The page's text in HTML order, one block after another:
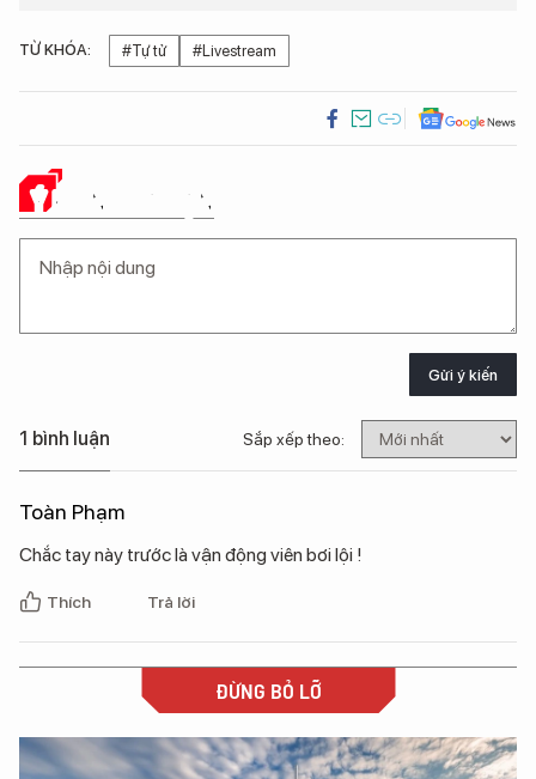
TỪ KHÓA: #Tự tử #Livestream
Ý KIẾN CỦA BẠN
Gửi ý kiến
1 bình luận Sắp xếp theo:
Toàn Phạm
Chắc tay này trước là vận động viên bơi lội !
Thích Trả lời
ĐỪNG BỎ LỠ